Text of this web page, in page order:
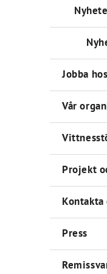
Jobba
Vår
Projekt
Kontakta
Press